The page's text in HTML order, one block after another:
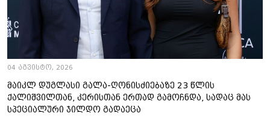
04 აგვისტო, 2026
მაიკლ დუგლასი გალა-ღონისძიებაზე 23 წლის
ქალიშვილთან, კერისთან ერთად გამოჩნდა, სადაც მას
სპეციალური ჯილდო გადაეცა